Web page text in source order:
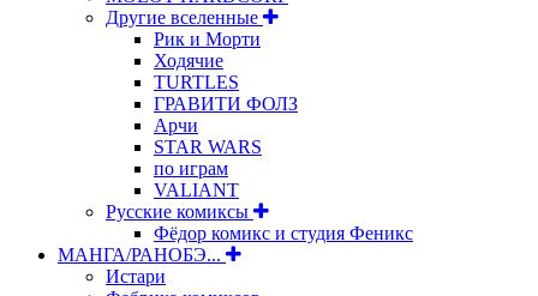
Другие вселенные
Рик и Морти
Ходячие
TURTLES
ГРАВИТИ ФОЛЗ
Арчи
STAR WARS
по играм
VALIANT
Русские комиксы
Фёдор комикс и студия Феникс
МАНГА/РАНОБЭ...
Истари